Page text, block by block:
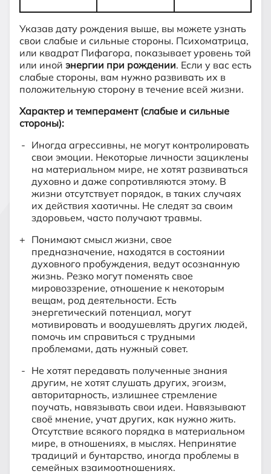
Указав дату рождения выше, вы можете узнать
свои слабые и сильные стороны. Психоматрица,
или квадрат Пифагора, показывает уровень той
или иной энергии при рождении. Если у вас есть
слабые стороны, вам нужно развивать их в
положительную сторону в течение всей жизни.
Характер и темперамент (слабые и сильные
стороны):
Иногда агрессивны, не могут контролировать
свои эмоции. Некоторые личности зациклены
на материальном мире, не хотят развиваться
духовно и даже сопротивляются этому. В
жизни отсутствует порядок, в таких случаях
их действия хаотичны. Не следят за своим
здоровьем, часто получают травмы.
Понимают смысл жизни, свое
предназначение, находятся в состоянии
духовного пробуждения, ведут осознанную
жизнь. Резко могут поменять свое
мировоззрение, отношение к некоторым
вещам, род деятельности. Есть
энергетический потенциал, могут
мотивировать и воодушевлять других людей,
помочь им справиться с трудными
проблемами, дать нужный совет.
Не хотят передавать полученные знания
другим, не хотят слушать других, эгоизм,
авторитарность, излишнее стремление
поучать, навязывать свои идеи. Навязывают
своё мнение, учат других, как нужно жить.
Отсутствие всякого порядка в материальном
мире, в отношениях, в мыслях. Непринятие
традиций и бунтарство, иногда проблемы в
семейных взаимоотношениях.